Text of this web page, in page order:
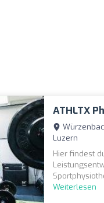
ATHLTX
Luzern
Hier findest
Weiterlesen